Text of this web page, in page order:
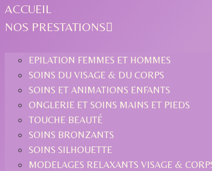
ACCUEIL
NOS PRESTATIONS
EPILATION FEMMES ET HOMMES
SOINS DU VISAGE & DU CORPS
SOINS ET ANIMATIONS ENFANTS
ONGLERIE ET SOINS MAINS ET PIEDS
TOUCHE BEAUTÉ
SOINS BRONZANTS
SOINS SILHOUETTE
MODELAGES RELAXANTS VISAGE &